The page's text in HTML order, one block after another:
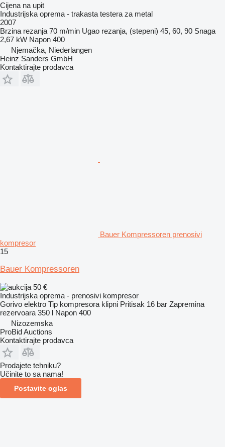
Cijena na upit
Industrijska oprema - trakasta testera za metal
2007
Brzina rezanja 70 m/min Ugao rezanja, (stepeni) 45, 60, 90 Snaga
2,67 kW Napon 400
Njemačka, Niederlangen
Heinz Sanders GmbH
Kontaktirajte prodavca
Bauer Kompressoren prenosivi
kompresor
15
Bauer Kompressoren
50 €
Industrijska oprema - prenosivi kompresor
Gorivo elektro Tip kompresora klipni Pritisak 16 bar Zapremina
rezervoara 350 l Napon 400
Nizozemska
ProBid Auctions
Kontaktirajte prodavca
Prodajete tehniku?
Učinite to sa nama!
Postavite oglas